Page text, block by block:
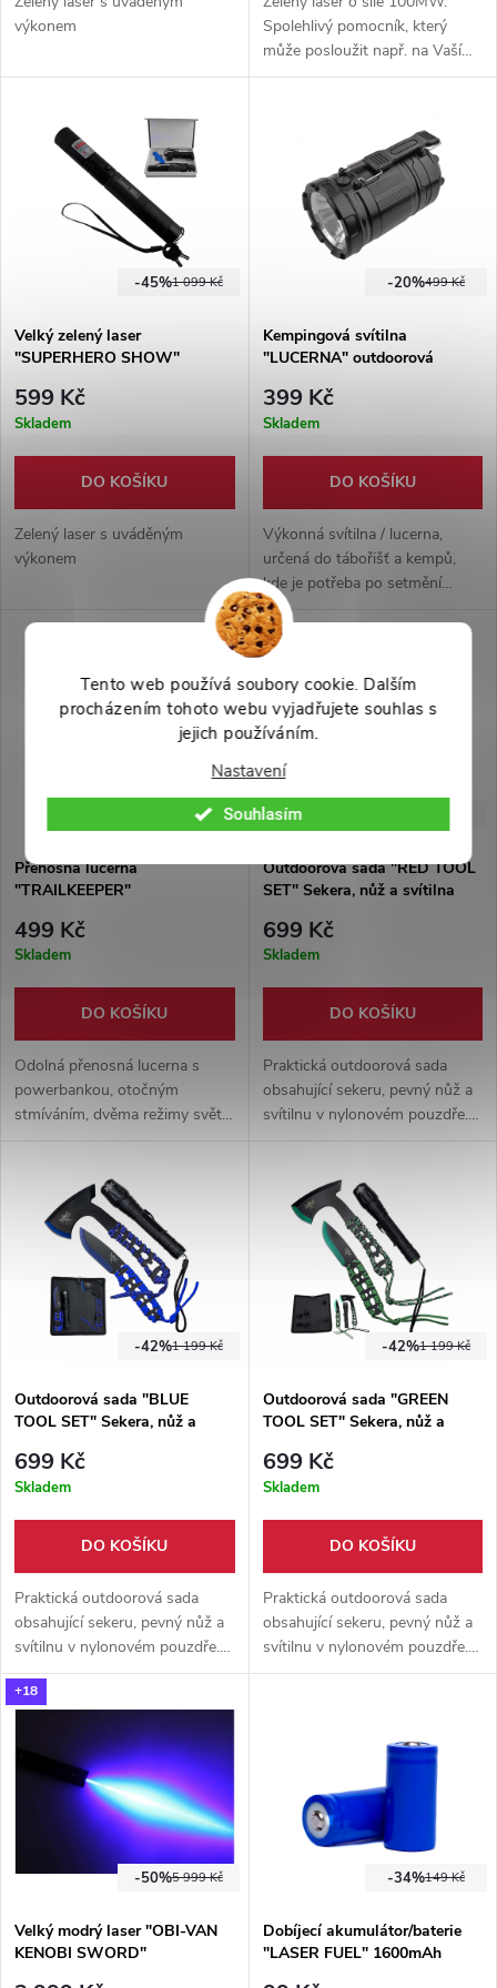
Tento web používá soubory cookie. Dalším
procházením tohoto webu vyjadřujete souhlas s
jejich používáním.
Nastavení
Souhlasím
výkonem
Spolehlivý pomocník, který
může posloužit např. na Vaší
přednášce. Velký dosah i za
1 099 Kč
-45%
Velký zelený laser
"SUPERHERO SHOW"
599 Kč
Skladem
DO KOŠÍKU
Zelený laser s uváděným
výkonem
499 Kč
-20%
Kempingová svítilna
"LUCERNA" outdoorová
399 Kč
Skladem
DO KOŠÍKU
Výkonná svítilna / lucerna,
určená do tábořišť a kempů,
kde je potřeba po setmění
pořád vidět. Vysoký výkon.
Možnost využívat jako lucernu
nebo svítilnu. Napájení 3x AA
baterie.
Přenosná lucerna
"TRAILKEEPER"
499 Kč
Skladem
DO KOŠÍKU
Odolná přenosná lucerna s
powerbankou, otočným
stmíváním, dvěma režimy světla
Outdoorová sada "RED TOOL
SET" Sekera, nůž a svítilna
699 Kč
Skladem
DO KOŠÍKU
Praktická outdoorová sada
obsahující sekeru, pevný nůž a
svítilnu v nylonovém pouzdře.
situace.
1 199 Kč
-42%
Outdoorová sada "BLUE
TOOL SET" Sekera, nůž a
699 Kč
Skladem
DO KOŠÍKU
Praktická outdoorová sada
obsahující sekeru, pevný nůž a
svítilnu v nylonovém pouzdře.
Ideální výbava na kempování,
bushcraft, turistiku i nouzové
1 199 Kč
-42%
Outdoorová sada "GREEN
TOOL SET" Sekera, nůž a
699 Kč
Skladem
DO KOŠÍKU
Praktická outdoorová sada
obsahující sekeru, pevný nůž a
svítilnu v nylonovém pouzdře.
Ideální výbava na kempování,
+18
5 999 Kč
-50%
Velký modrý laser "OBI-VAN
KENOBI SWORD"
149 Kč
-34%
Dobíjecí akumulátor/baterie
"LASER FUEL" 1600mAh